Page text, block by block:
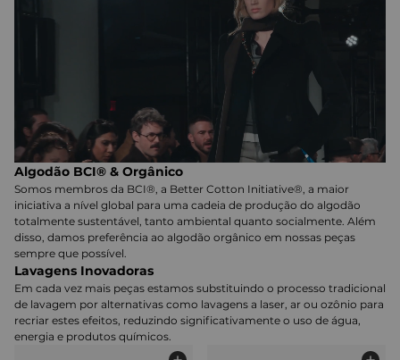
Algodão BCI® & Orgânico
Somos membros da BCI®, a Better Cotton Initiative®, a maior
iniciativa a nível global para uma cadeia de produção do algodão
totalmente sustentável, tanto ambiental quanto socialmente. Além
disso, damos preferência ao algodão orgânico em nossas peças
sempre que possível.
Lavagens Inovadoras
Em cada vez mais peças estamos substituindo o processo tradicional
de lavagem por alternativas como lavagens a laser, ar ou ozônio para
recriar estes efeitos, reduzindo significativamente o uso de água,
energia e produtos químicos.